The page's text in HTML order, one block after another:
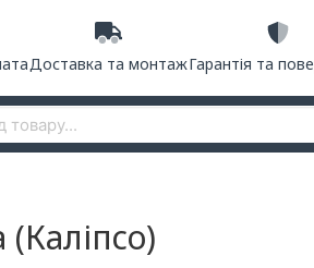
Доставка та монтажГарантія та